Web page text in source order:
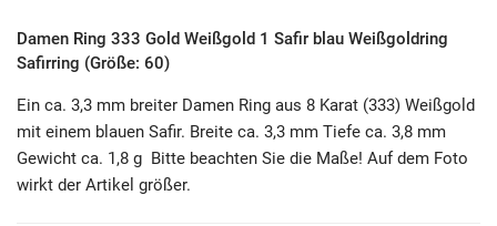
Damen Ring 333 Gold Weißgold 1 Safir blau Weißgoldring
Safirring (Größe: 60)
Ein ca. 3,3 mm breiter Damen Ring aus 8 Karat (333) Weißgold
mit einem blauen Safir. Breite ca. 3,3 mm Tiefe ca. 3,8 mm
Gewicht ca. 1,8 g Bitte beachten Sie die Maße! Auf dem Foto
wirkt der Artikel größer.